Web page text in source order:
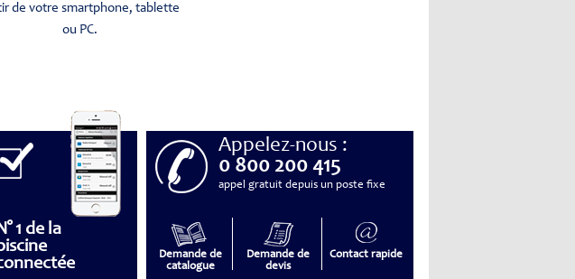
de votre smartphone, tablette
ou PC.
1 de la
Appelez-nous :
0 800 200 415
appel gratuit depuis un poste fixe
Demande de
catalogue
Demande de
devis
Contact rapide